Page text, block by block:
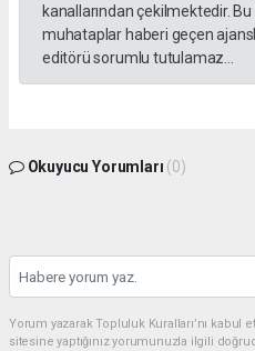
kanallarından çekilmektedir.
muhataplar haberi geçen
editörü sorumlu tutulamaz...
Okuyucu Yorumları (0)
Yorum yazarak Topluluk Kuralları’nı
sitesine yaptığınız yorumunuzla ilgili